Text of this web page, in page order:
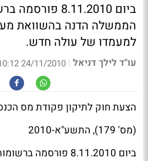
ביום 8.11.2010
הממשלה הדנה בהשוואת
למעמדו של עולה חדש.
עו"ד לילך דניאל |
24/11/2010 10:12
הצעת חוק לתיקון פקודת מס
(מס' 179), התשע"א-2010
ביום 8.11.2010